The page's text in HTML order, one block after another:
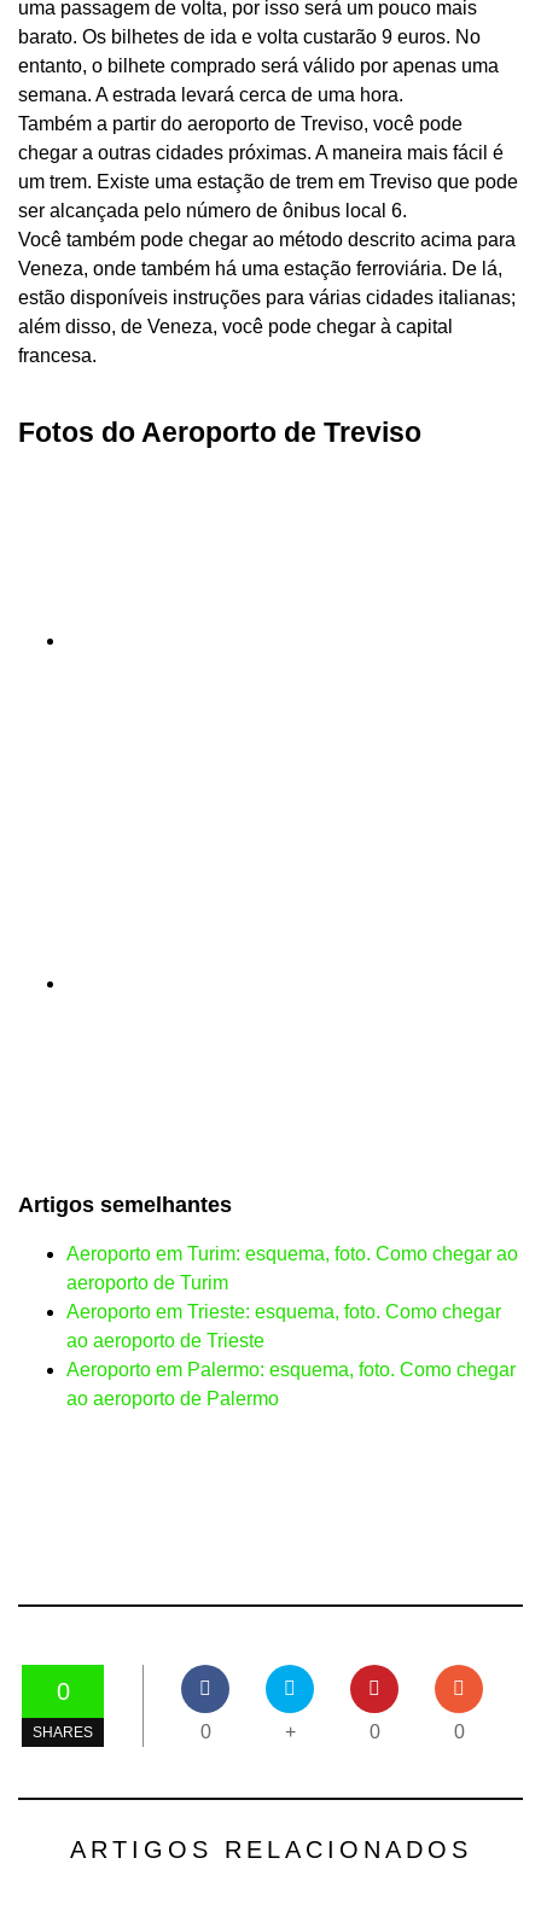
uma passagem de volta, por isso será um pouco mais
barato. Os bilhetes de ida e volta custarão 9 euros. No
entanto, o bilhete comprado será válido por apenas uma
semana. A estrada levará cerca de uma hora.
Também a partir do aeroporto de Treviso, você pode
chegar a outras cidades próximas. A maneira mais fácil é
um trem. Existe uma estação de trem em Treviso que pode
ser alcançada pelo número de ônibus local 6.
Você também pode chegar ao método descrito acima para
Veneza, onde também há uma estação ferroviária. De lá,
estão disponíveis instruções para várias cidades italianas;
além disso, de Veneza, você pode chegar à capital
francesa.
Fotos do Aeroporto de Treviso
Artigos semelhantes
Aeroporto em Turim: esquema, foto. Como chegar ao
aeroporto de Turim
Aeroporto em Trieste: esquema, foto. Como chegar
ao aeroporto de Trieste
Aeroporto em Palermo: esquema, foto. Como chegar
ao aeroporto de Palermo
0
SHARES 0 + 0 0
ARTIGOS RELACIONADOS